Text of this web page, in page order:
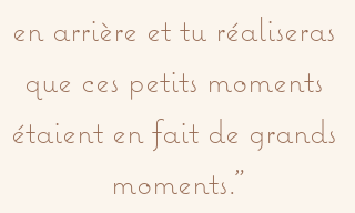
en arrière et tu réaliseras
que ces petits moments
étaient en fait de grands
moments."